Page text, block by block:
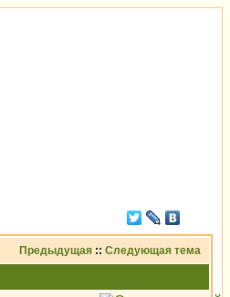
Предыдущая :: Следующая тема